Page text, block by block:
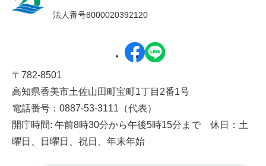
法人番号8000020392120
〒782-8501
高知県香美市土佐山田町宝町1丁目2番1号
電話番号：0887-53-3111（代表）
開庁時間: 午前8時30分から午後5時15分まで 休日：土
曜日、日曜日、祝日、年末年始